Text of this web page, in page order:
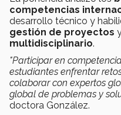
competencias
desarrollo técnico y
gestión de proyectos
multidisciplinario.
"Participar en
estudiantes enfrentar
colaborar con expertos
global de problemas y
doctora González.